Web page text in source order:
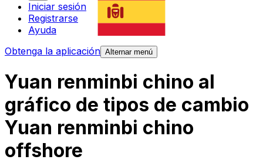
Iniciar sesión
Registrarse
Ayuda
Obtenga la aplicación Alternar menú
Yuan renminbi chino al
gráfico de tipos de cambio
Yuan renminbi chino
offshore